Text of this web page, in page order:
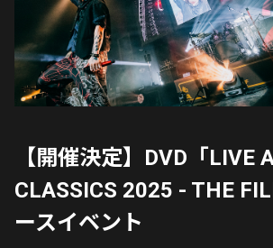
【開催決定】DVD「LIVE
CLASSICS 2025 - THE
ースイベント